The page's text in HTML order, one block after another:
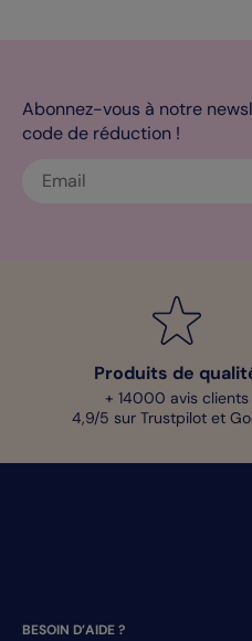
Abonnez-vous à notre
code de réduction !
Produits de
+ 14000 avis clients
4,9/5 sur Trustpilot et
BESOIN D’AIDE ?